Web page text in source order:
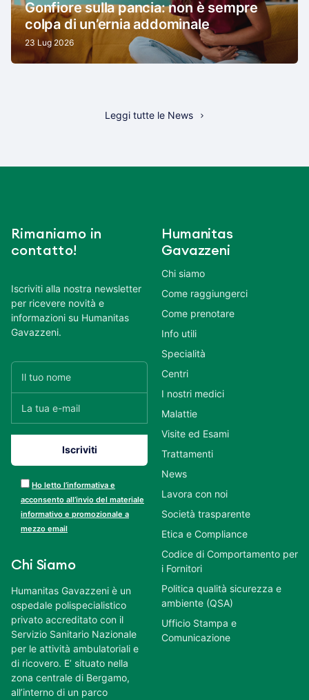
Gonfiore sulla pancia: non è sempre
colpa di un’ernia addominale
23 Lug 2026
Leggi tutte le News
Rimaniamo in
contatto!
Iscriviti alla nostra newsletter
per ricevere novità e
informazioni su Humanitas
Gavazzeni.
Ho letto l’informativa e
acconsento all’invio del materiale
informativo e promozionale a
mezzo email
Chi Siamo
Humanitas Gavazzeni è un
ospedale polispecialistico
privato accreditato con il
Servizio Sanitario Nazionale
per le attività ambulatoriali e
di ricovero. E’ situato nella
zona centrale di Bergamo,
all’interno di un parco
Humanitas
Gavazzeni
Chi siamo
Come raggiungerci
Come prenotare
Info utili
Specialità
Centri
I nostri medici
Malattie
Visite ed Esami
Trattamenti
News
Lavora con noi
Società trasparente
Etica e Compliance
Codice di Comportamento per
i Fornitori
Politica qualità sicurezza e
ambiente (QSA)
Ufficio Stampa e
Comunicazione